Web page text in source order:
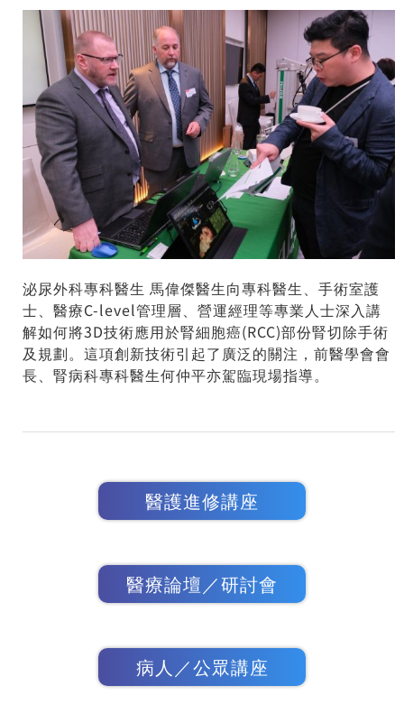
泌尿外科專科醫生 馬偉傑醫生向專科醫生、手術室護
士、醫療C-level管理層、營運經理等專業人士深入講
解如何將3D技術應用於腎細胞癌(RCC)部份腎切除手術
及規劃。這項創新技術引起了廣泛的關注，前醫學會會
長、腎病科專科醫生何仲平亦駕臨現場指導。
醫護進修講座
醫療論壇／研討會
病人／公眾講座